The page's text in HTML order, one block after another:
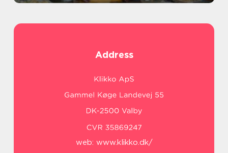
Address
web: www.klikko.dk/